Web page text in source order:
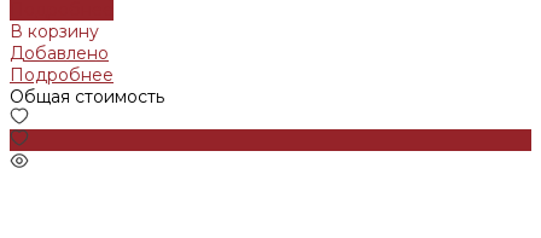
В корзину
Добавлено
Подробнее
Общая стоимость